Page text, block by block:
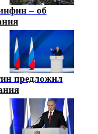
– об
предложил